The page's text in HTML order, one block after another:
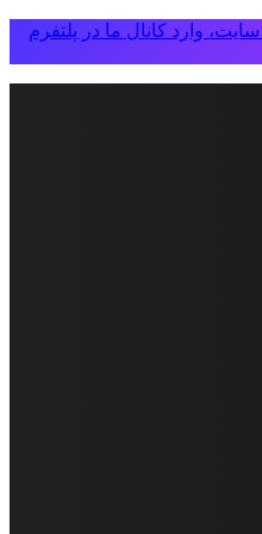
وارد کانال ما در پلتفرم